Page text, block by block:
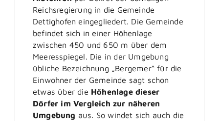
Reichsregierung in die Gemeinde
Dettighofen eingegliedert. Die Gemeinde
befindet sich in einer Höhenlage
zwischen 450 und 650 m über dem
Meeresspiegel. Die in der Umgebung
übliche Bezeichnung „Bergemer“ für die
Einwohner der Gemeinde sagt schon
etwas über die Höhenlage dieser
Dörfer im Vergleich zur näheren
Umgebung aus. So windet sich auch die